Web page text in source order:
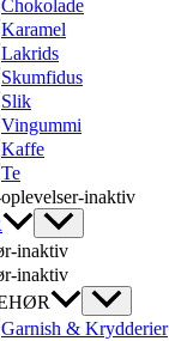
Chokolade
Karamel
Lakrids
Skumfidus
Slik
Vingummi
Kaffe
Te
inaktiv
inaktiv
inaktiv
Garnish & Krydderier